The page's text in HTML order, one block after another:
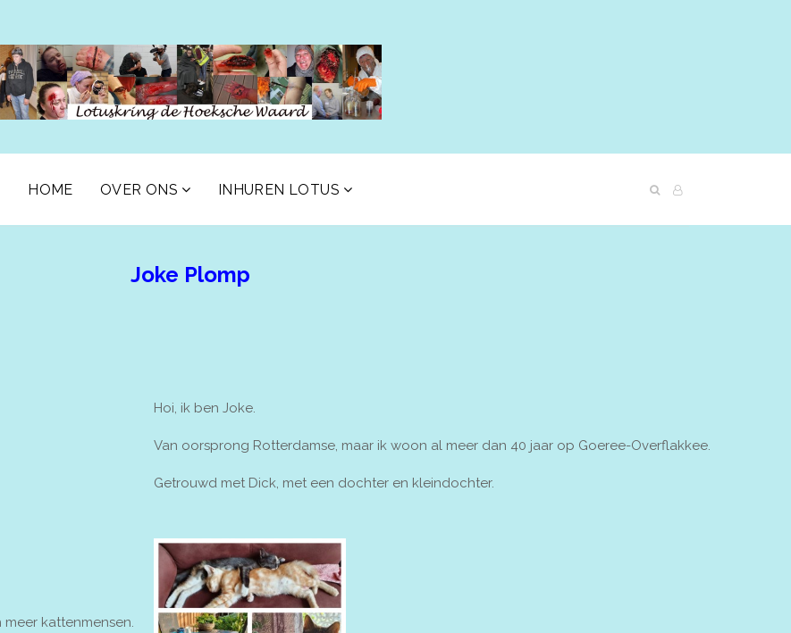
HOME OVER ONS INHUREN LOTUS
Joke Plomp
Hoi, ik ben Joke.
Van oorsprong Rotterdamse, maar ik woon al meer dan 40 jaar op Goeree-Overflakkee.
Getrouwd met Dick, met een dochter en kleindochter.
kattenmensen.